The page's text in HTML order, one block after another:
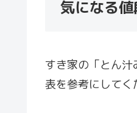
気になる
すき家の「とん
表を参考にしてく